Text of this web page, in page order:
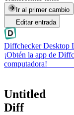
Ir al primer cambio
Editar entrada
Diffchecker Desktop
¡Obtén la app de
computadora!
Untitled
Diff